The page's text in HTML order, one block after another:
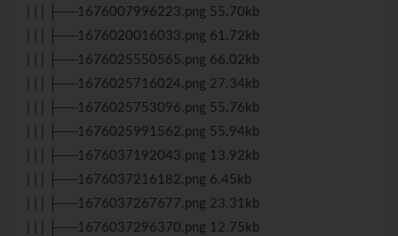
| | | ├──1676007996223.png 55.70kb
| | | ├──1676020016033.png 61.72kb
| | | ├──1676025550565.png 66.02kb
| | | ├──1676025716024.png 27.34kb
| | | ├──1676025753096.png 55.76kb
| | | ├──1676025991562.png 55.94kb
| | | ├──1676037192043.png 13.92kb
| | | ├──1676037216182.png 6.45kb
| | | ├──1676037267677.png 23.31kb
| | | ├──1676037296370.png 12.75kb